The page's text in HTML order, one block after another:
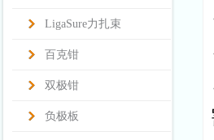
LigaSure力扎束
百克钳
双极钳
负极板